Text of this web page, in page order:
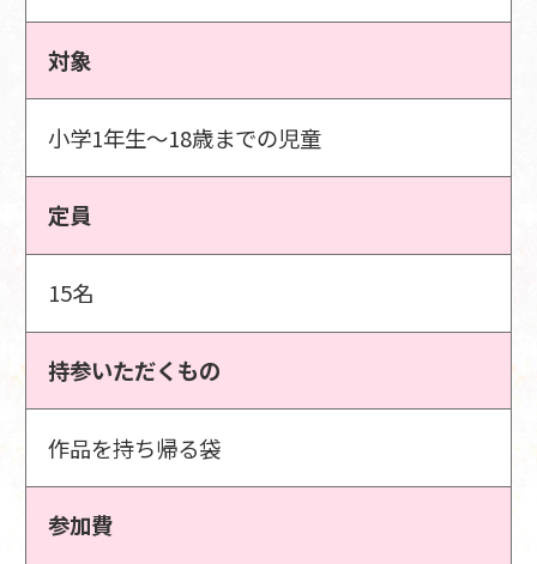
対象
小学1年生～18歳までの児童
定員
15名
持参いただくもの
作品を持ち帰る袋
参加費